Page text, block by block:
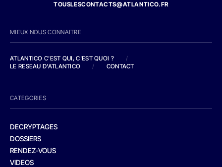
TOUSLESCONTACTS@ATLANTICO.FR
MIEUX NOUS CONNAITRE
ATLANTICO C'EST QUI, C'EST QUOI ?
/
LE RESEAU D'ATLANTICO
/ CONTACT
CATEGORIES
DECRYPTAGES
DOSSIERS
RENDEZ-VOUS
VIDEOS